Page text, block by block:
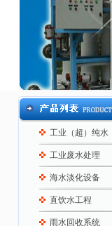
工业（超）纯水
工业废水处理
海水淡化设备
直饮水工程
雨水回收系统